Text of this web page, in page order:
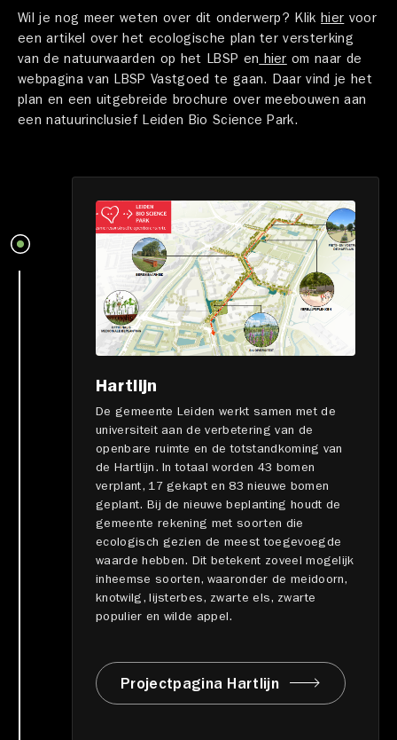
Wil je nog meer weten over dit onderwerp? Klikhier voor
een artikel over het ecologische plan ter versterking
van de natuurwaarden op het LBSP en hier om naar de
webpagina van LBSP Vastgoed te gaan. Daar vind je het
plan en een uitgebreide brochure over meebouwen aan
een natuurinclusief Leiden Bio Science Park.
broedplaats
van
innovatie
Hartlijn
De gemeente Leiden werkt samen met de
universiteit aan de verbetering van de
openbare ruimte en de totstandkoming van
de Hartlijn. In totaal worden 43 bomen
verplant, 17 gekapt en 83 nieuwe bomen
geplant. Bij de nieuwe beplanting houdt de
gemeente rekening met soorten die
ecologisch gezien de meest toegevoegde
waarde hebben. Dit betekent zoveel mogelijk
inheemse soorten, waaronder de meidoorn,
knotwilg, lijsterbes, zwarte els, zwarte
populier en wilde appel.
Projectpagina Hartlijn